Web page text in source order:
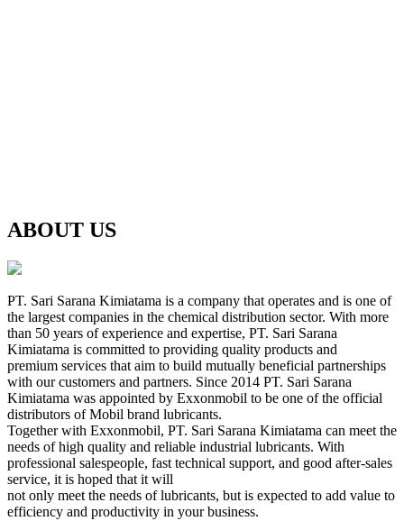
ABOUT US
PT. Sari Sarana Kimiatama is a company that operates and is one of
the largest companies in the chemical distribution sector. With more
than 50 years of experience and expertise, PT. Sari Sarana
Kimiatama is committed to providing quality products and
premium services that aim to build mutually beneficial partnerships
with our customers and partners. Since 2014 PT. Sari Sarana
Kimiatama was appointed by Exxonmobil to be one of the official
distributors of Mobil brand lubricants.
Together with Exxonmobil, PT. Sari Sarana Kimiatama can meet the
needs of high quality and reliable industrial lubricants. With
professional salespeople, fast technical support, and good after-sales
service, it is hoped that it will
not only meet the needs of lubricants, but is expected to add value to
efficiency and productivity in your business.